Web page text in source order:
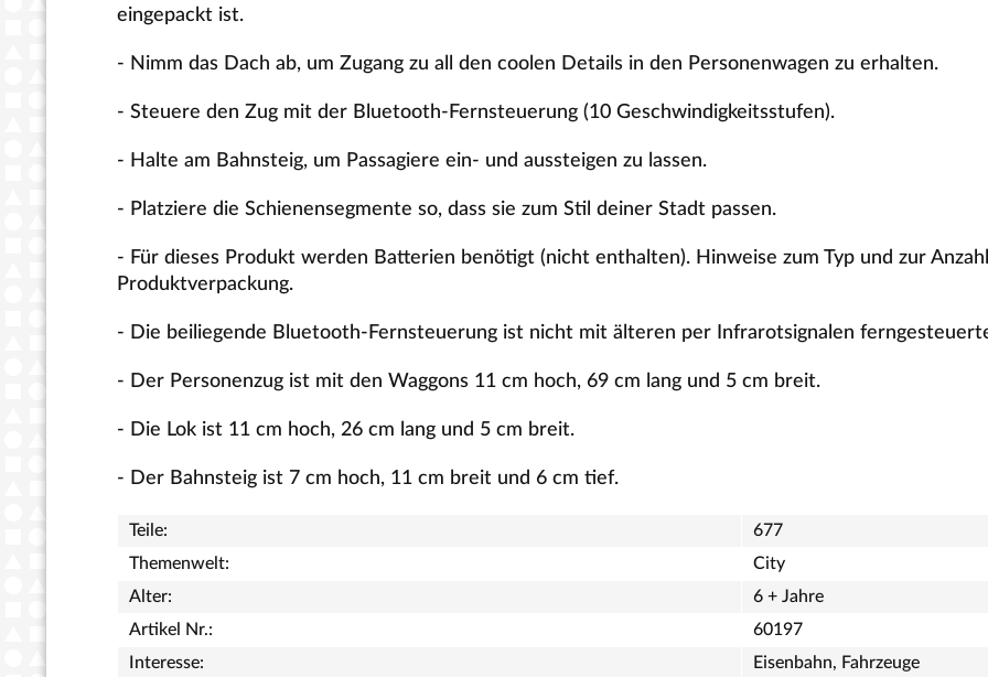
eingepackt ist.
- Nimm das Dach ab, um Zugang zu all den coolen Details in den Personenwagen zu erhalten.
- Steuere den Zug mit der Bluetooth-Fernsteuerung (10 Geschwindigkeitsstufen).
- Halte am Bahnsteig, um Passagiere ein- und aussteigen zu lassen.
- Platziere die Schienensegmente so, dass sie zum Stil deiner Stadt passen.
- Für dieses Produkt werden Batterien benötigt (nicht enthalten). Hinweise zum Typ und zur
Produktverpackung.
- Die beiliegende Bluetooth-Fernsteuerung ist nicht mit älteren per Infrarotsignalen
- Der Personenzug ist mit den Waggons 11 cm hoch, 69 cm lang und 5 cm breit.
- Die Lok ist 11 cm hoch, 26 cm lang und 5 cm breit.
- Der Bahnsteig ist 7 cm hoch, 11 cm breit und 6 cm tief.
Teile:
677
Themenwelt:
City
Alter:
6 + Jahre
Artikel Nr.:
60197
Interesse:
Eisenbahn, Fahrzeuge